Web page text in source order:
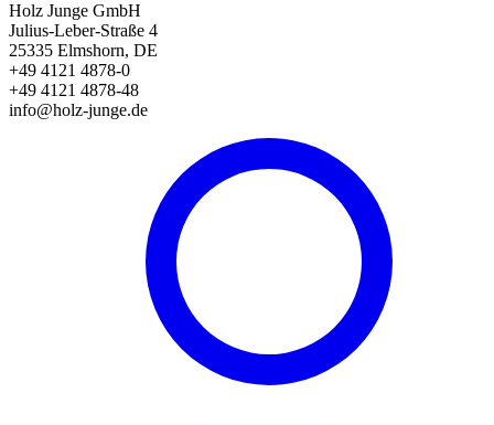
Holz Junge GmbH
Julius-Leber-Straße 4
25335 Elmshorn, DE
+49 4121 4878-0
+49 4121 4878-48
info@holz-junge.de